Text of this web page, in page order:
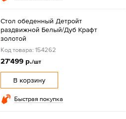
Стол обеденный Детройт
раздвижной Белый/Дуб Крафт
золотой
Код товара: 154262
27'499 р./шт
В корзину
Быстрая покупка